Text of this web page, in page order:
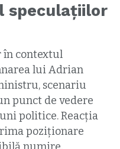
speculațiilor
în contextul
lui Adrian
scenariu
punct de vedere
politice. Reacția
poziționare